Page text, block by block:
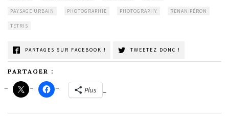
PAYSAGE URBAIN PHOTOGRAPHIE PHOTOGRAPHY RENAN PÉRON
TETRIS
PARTAGES SUR FACEBOOK ! TWEETEZ DONC !
PARTAGER :
Plus